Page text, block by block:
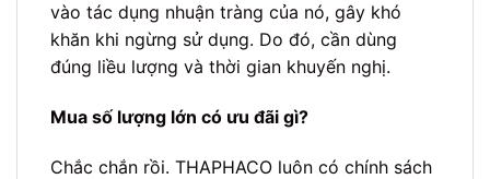
vào tác dụng nhuận tràng của nó, gây khó
khăn khi ngừng sử dụng. Do đó, cần dùng
đúng liều lượng và thời gian khuyến nghị.
Mua số lượng lớn có ưu đãi gì?
Chắc chắn rồi. THAPHACO luôn có chính sách